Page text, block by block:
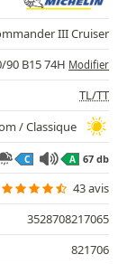
III Cruiser
90 B15 74H Modifier
TL/TT
/ Classique
C A 67 db
43 avis
3528708217065
821706